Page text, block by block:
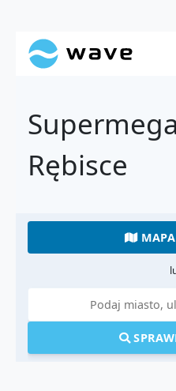
Rębisce
MAPA